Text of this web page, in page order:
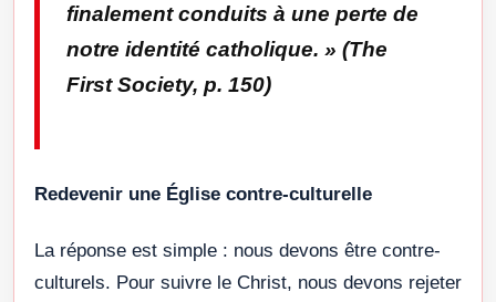
finalement conduits à une perte de
notre identité catholique. » (The
First Society, p. 150)
Redevenir une Église contre-culturelle
La réponse est simple : nous devons être contre-
culturels. Pour suivre le Christ, nous devons rejeter